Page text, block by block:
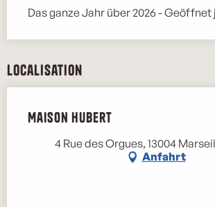
Das ganze Jahr über 2026 - Geöffnet
Localisation
Maison Hubert
4 Rue des Orgues, 13004
Anfahrt